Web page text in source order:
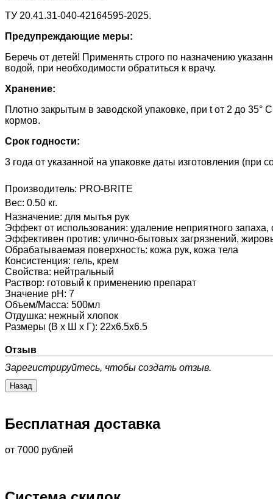
ТУ 20.41.31-040-42164595-2025.
Предупреждающие меры:
Беречь от детей! Применять строго по назначению
водой, при необходимости обратиться к врачу.
Хранение:
Плотно закрытым в заводской упаковке, при t от 2 до
кормов.
Срок годности:
3 года от указанной на упаковке даты изготовления (при
Производитель: PRO-BRITE
Вес: 0.50 кг.
Назначение: для мытья рук
Эффект от использования: удаление неприятного
Эффективен против: улично-бытовых загрязнений,
Обрабатываемая поверхность: кожа рук, кожа тела
Консистенция: гель, крем
Свойства: нейтральный
Раствор: готовый к применению препарат
Значение pH : 7
Объем/Масса: 500мл
Отдушка: нежный хлопок
Размеры (В х Ш х Г): 22х6.5х6.5
Отзыв
Зарегистрируйтесь, чтобы создать отзыв.
Бесплатная доставка
от 7000 рублей